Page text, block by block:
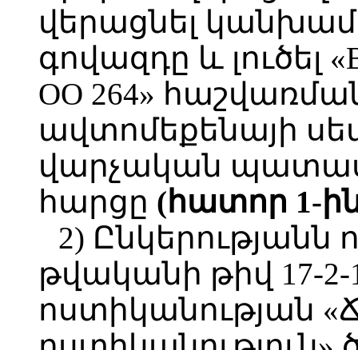
վերացնել
գովազդը և լուծել
OO 264»
ավտոմեքենայի
վարչական
հարցը (հատոր 1-
2) Ընկերությանն
թվականի թիվ 17-2-
ոստիկանության